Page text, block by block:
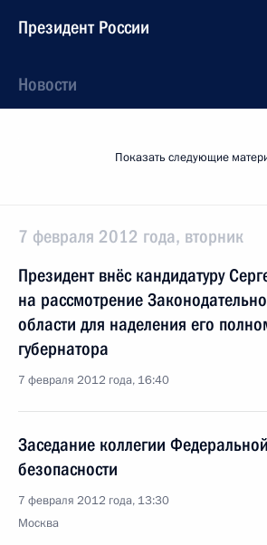
Президент России
Новости
Показать следующие
7 февраля 2012 года, вторник
Президент внёс кандидатуру
на рассмотрение
области для наделения его
губернатора
7 февраля 2012 года, 16:40
Заседание коллегии
безопасности
7 февраля 2012 года, 13:30
Москва